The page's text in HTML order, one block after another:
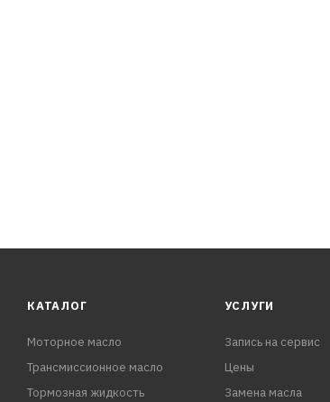
КАТАЛОГ
Моторное масло
Трансмиссионное масло
Тормозная жидкость
УСЛУГИ
Запись на сервис
Цены
Замена масла